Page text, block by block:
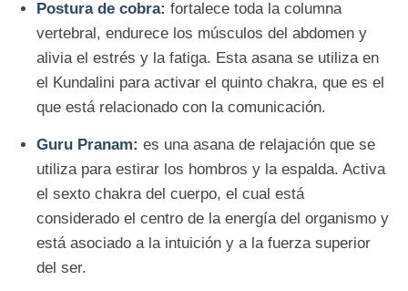
Postura de cobra: fortalece toda la columna
vertebral, endurece los músculos del abdomen y
alivia el estrés y la fatiga. Esta asana se utiliza en
el Kundalini para activar el quinto chakra, que es el
que está relacionado con la comunicación.
Guru Pranam: es una asana de relajación que se
utiliza para estirar los hombros y la espalda. Activa
el sexto chakra del cuerpo, el cual está
considerado el centro de la energía del organismo y
está asociado a la intuición y a la fuerza superior
del ser.